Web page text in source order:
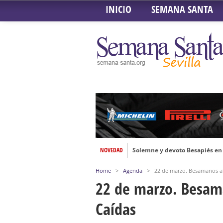
INICIO SEMANA SANTA
NOVEDAD
Solemne y devoto Besapiés
Función de la Anunciación
Besamanos al Señor del Gran
Home > Agenda > 22 de marzo. Besamanos
22 de marzo.
Caídas